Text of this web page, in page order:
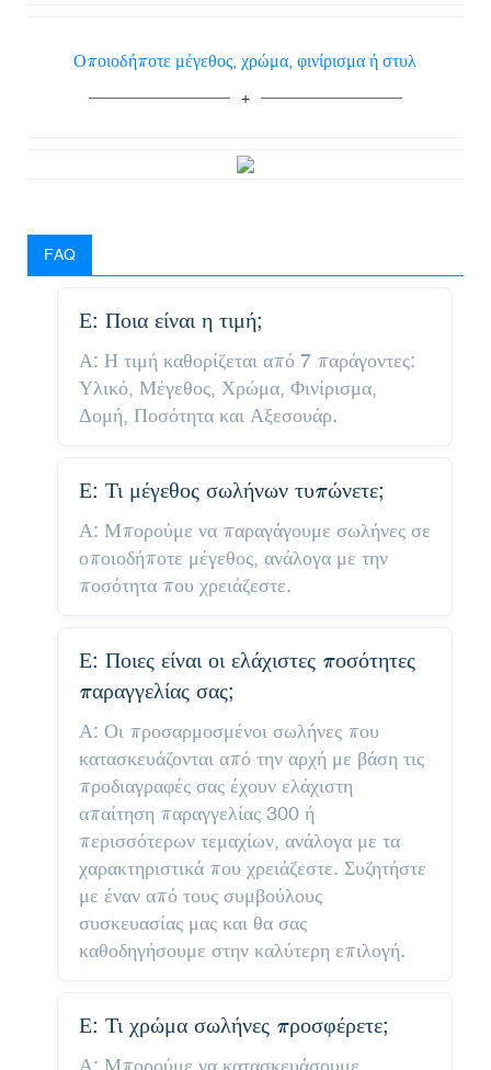
Οποιοδήποτε μέγεθος, χρώμα, φινίρισμα ή στυλ
FAQ
Ε: Ποια είναι η τιμή;
Α: Η τιμή καθορίζεται από 7 παράγοντες:
Υλικό, Μέγεθος, Χρώμα, Φινίρισμα,
Δομή, Ποσότητα και Αξεσουάρ.
Ε: Τι μέγεθος σωλήνων τυπώνετε;
Α: Μπορούμε να παραγάγουμε σωλήνες σε
οποιοδήποτε μέγεθος, ανάλογα με την
ποσότητα που χρειάζεστε.
Ε: Ποιες είναι οι ελάχιστες ποσότητες
παραγγελίας σας;
Α: Οι προσαρμοσμένοι σωλήνες που
κατασκευάζονται από την αρχή με βάση τις
προδιαγραφές σας έχουν ελάχιστη
απαίτηση παραγγελίας 300 ή
περισσότερων τεμαχίων, ανάλογα με τα
χαρακτηριστικά που χρειάζεστε. Συζητήστε
με έναν από τους συμβούλους
συσκευασίας μας και θα σας
καθοδηγήσουμε στην καλύτερη επιλογή.
Ε: Τι χρώμα σωλήνες προσφέρετε;
Α: Μπορούμε να κατασκευάσουμε